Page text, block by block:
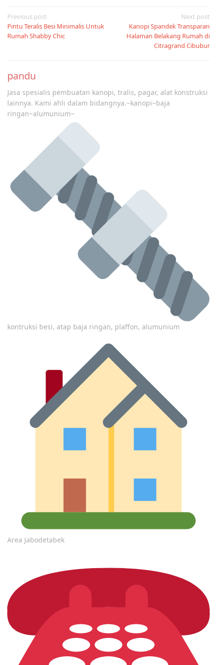
Post
navigation
Previous post
Pintu Teralis Besi Minimalis Untuk
Rumah Shabby Chic
Next post
Kanopi Spandek Transparan
Halaman Belakang Rumah di
Citragrand Cibubur
pandu
Jasa spesialis pembuatan kanopi, tralis, pagar, alat konstruksi
lainnya. Kami ahli dalam bidangnya.~kanopi~baja
ringan~alumunium~
kontruksi besi, atap baja ringan, plaffon, alumunium
Area Jabodetabek